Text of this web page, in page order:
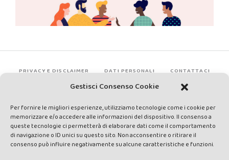
Gestisci Consenso Cookie
Per fornire le migliori esperienze, utilizziamo tecnologie come i cookie per
memorizzare e/o accedere alle informazioni del dispositivo. Il consenso a
queste tecnologie ci permetterà di elaborare dati come il comportamento
di navigazione o ID unici su questo sito. Non acconsentire o ritirare il
consenso può influire negativamente su alcune caratteristiche e funzioni.
PRIVACY E DISCLAIMER DATI PERSONALI CONTATTACI